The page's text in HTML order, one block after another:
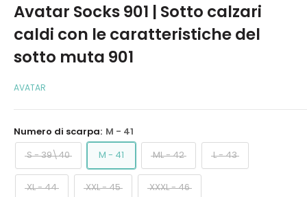
Avatar Socks 901 | Sotto calzari
caldi con le caratteristiche del
sotto muta 901
AVATAR
Numero di scarpa: M - 41
S - 39\40
M - 41 ML - 42 L - 43
XL - 44 XXL - 45 XXXL - 46